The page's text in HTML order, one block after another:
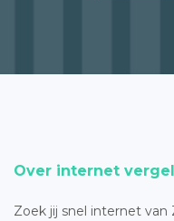
Over internet
Zoek jij snel internet van